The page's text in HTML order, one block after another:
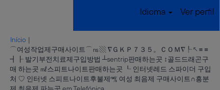
Idioma Ver perfil
Início |
⌒여성작업제구매사이트⌒㎱▧ ∇ＧＫＰ７３５。ＣＯＭ∇┞↖≡ ≡
┫┠ 발기부전치료제구입방법 ┴sentrip판매하는곳 ↕골드드래곤구
매 하는곳 ㎖스피트나이트판매하는곳 ┖ 인터넷레드 스파이더 구입
처 ♡ 인터넷 스피트나이트후불제㎮ 여성 최음제 구매사이트∩흥분
(página